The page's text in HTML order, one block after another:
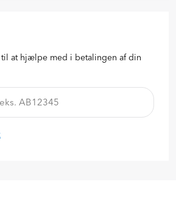
at hjælpe med i betalingen af din